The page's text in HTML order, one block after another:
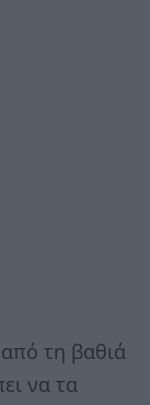
τη βαθιά
να τα